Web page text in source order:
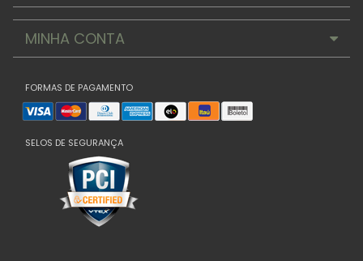
MINHA CONTA
FORMAS DE PAGAMENTO
SELOS DE SEGURANÇA